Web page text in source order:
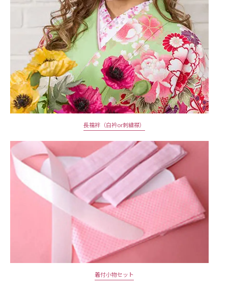
長襦袢（白衿or刺繍襟）
着付小物セット